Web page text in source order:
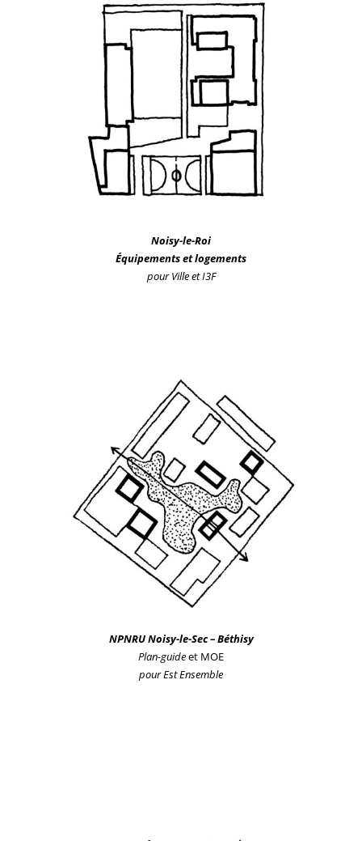
Noisy-le-Roi
Équipements et logements
pour Ville et I3F
NPNRUNoisy-le-Sec – Béthisy
Plan-guideet MOE
pourEst Ensemble